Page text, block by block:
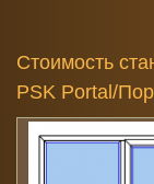
Стоимость
PSK Portal/